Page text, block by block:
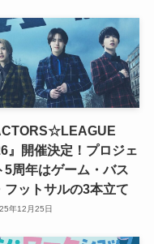
』開催決定！プロジェ
5周年はゲーム・バス
フットサルの3本立て
年12月25日